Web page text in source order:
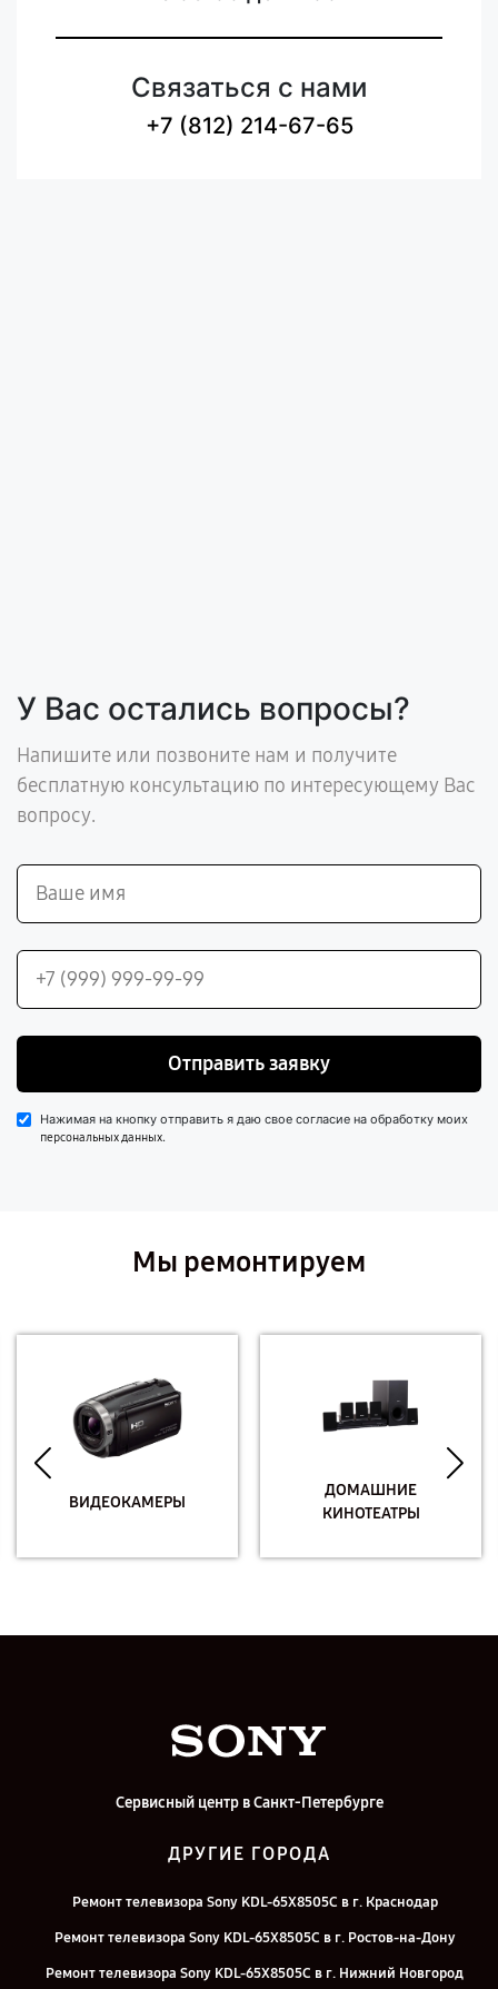
Связаться с нами
+7 (812) 214-67-65
У Вас остались вопросы?
Напишите или позвоните нам и получите
бесплатную консультацию по интересующему Вас
вопросу.
Отправить заявку
Нажимая на кнопку отправить я даю свое согласие на обработку моих
персональных данных.
Мы ремонтируем
ВИДЕОКАМЕРЫ
ДОМАШНИЕ
КИНОТЕАТРЫ
Сервисный центр в Санкт-Петербурге
ДРУГИЕ ГОРОДА
Ремонт телевизора Sony KDL-65X8505C в г. Краснодар
Ремонт телевизора Sony KDL-65X8505C в г. Ростов-на-Дону
Ремонт телевизора Sony KDL-65X8505C в г. Нижний Новгород